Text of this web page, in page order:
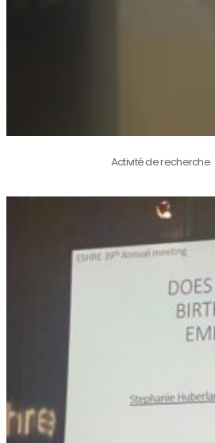
Activité de recherche